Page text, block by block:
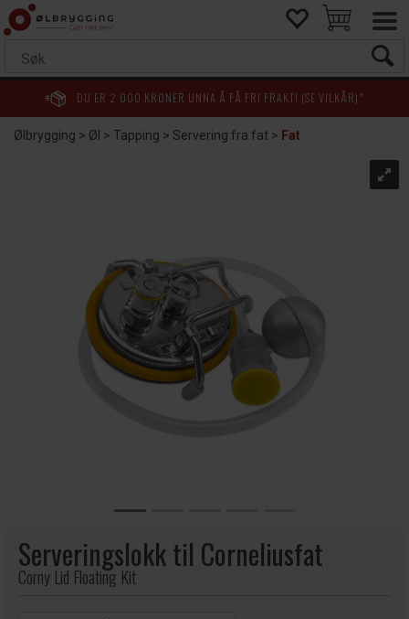
DU ER 2 000 KRONER UNNA Å FÅ FRI FRAKT! (SE VILKÅR)*
Ølbrygging>Øl >Tapping>Servering fra fat> Fat
Serveringslokk til Corneliusfat
Corny Lid Floating Kit